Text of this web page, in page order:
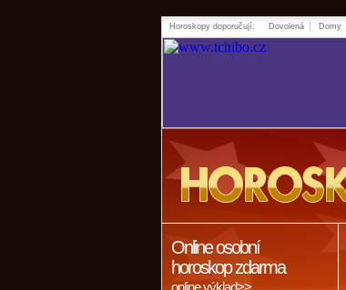
Horoskopy doporučují: Dovolená Domy
Online osobní
horoskop zdarma
online výklad>>